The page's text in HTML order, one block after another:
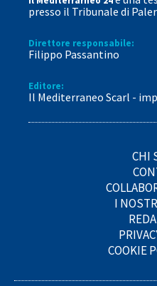
presso il Tribunale di
Direttore responsabile:
Filippo Passantino
Editore:
Il Mediterraneo Scarl -
CHI
I
COOKIE